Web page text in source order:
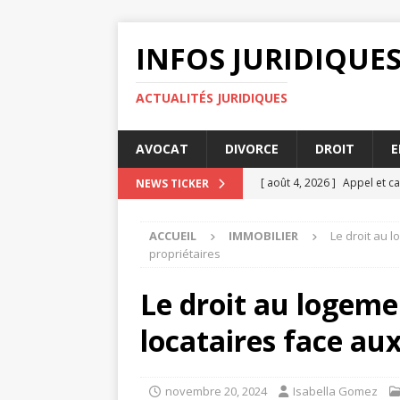
INFOS JURIDIQUES
ACTUALITÉS JURIDIQUES
AVOCAT DIVORCE DROIT
NEWS TICKER [ août 4, 2026 ] Appel et
[ août 3, 2026 ] Délai
JURIDIQUE
[ juillet 27, 2026 ]
[ août 4, 2026 ] Barème
ACCUEIL IMMOBILIER
Le droit au
propriétaires
Le droit au
locataires face
novembre 20, 2024 Isabella Gomez